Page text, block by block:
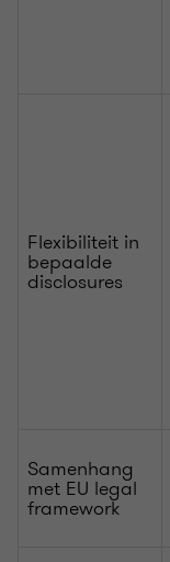
Flexibiliteit in
bepaalde
disclosures
Samenhang
met EU legal
framework